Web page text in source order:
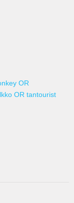
OR
OR tantourist